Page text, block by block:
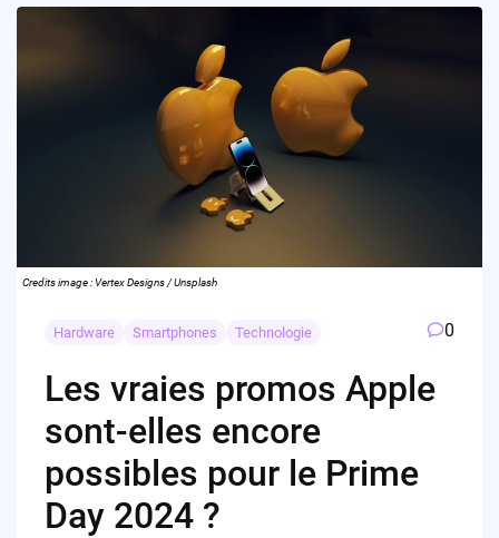
Credits image : Vertex Designs / Unsplash
Hardware Smartphones Technologie 0
Les vraies promos Apple
sont-elles encore
possibles pour le Prime
Day 2024 ?